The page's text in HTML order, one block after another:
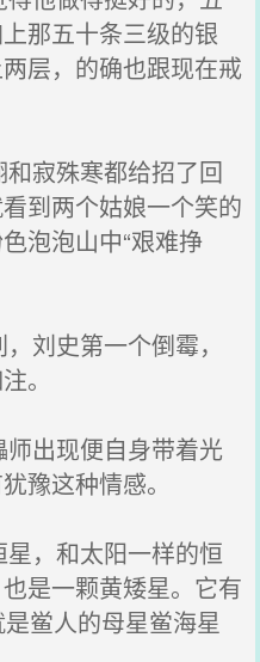
那五十条三级的银
层，的确也跟现在戒
寂殊寒都给招了回
到两个姑娘一个笑的
泡泡山中“艰难挣
刘史第一个倒霉，
。
出现便自身带着光
豫这种情感。
，和太阳一样的恒
是一颗黄矮星。它有
鲎人的母星鲎海星